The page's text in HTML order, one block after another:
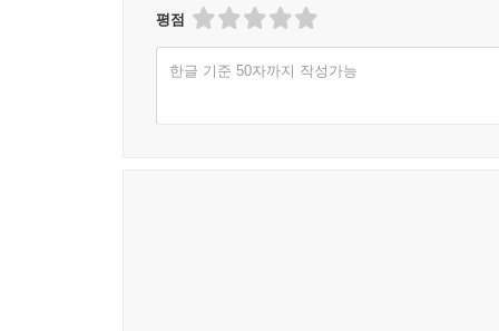
평점
한글 기준 50자까지 작성가능